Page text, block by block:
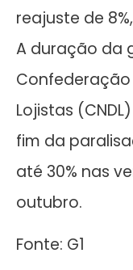
reajuste de
A duração da
Confederação
Lojistas
fim da
até 30% nas
outubro.
Fonte: G1